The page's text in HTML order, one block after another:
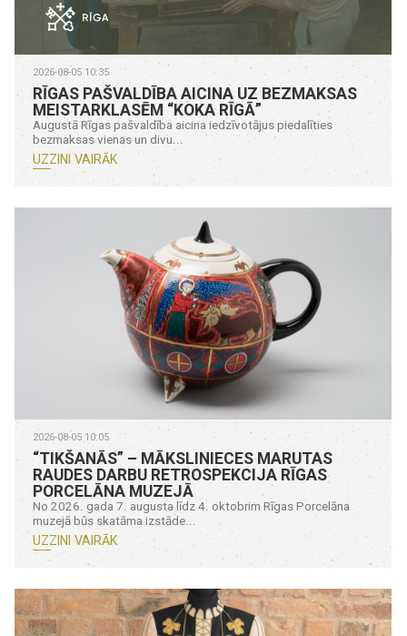
2026-08-05 10:35
RĪGAS PAŠVALDĪBA AICINA UZ BEZMAKSAS
MEISTARKLASĒM “KOKA RĪGĀ”
Augustā Rīgas pašvaldība aicina iedzīvotājus piedalīties
bezmaksas vienas un divu...
UZZINI VAIRĀK
2026-08-05 10:05
“TIKŠANĀS” – MĀKSLINIECES MARUTAS
RAUDES DARBU RETROSPEKCIJA RĪGAS
PORCELĀNA MUZEJĀ
No 2026. gada 7. augusta līdz 4. oktobrim Rīgas Porcelāna
muzejā būs skatāma izstāde...
UZZINI VAIRĀK